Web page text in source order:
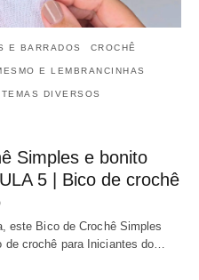
E BARRADOS CROCHÊ
E LEMBRANCINHAS
TEMAS DIVERSOS
Simples e bonito
5 | Bico de crochê
este Bico de Crochê Simples
de crochê para Iniciantes do…